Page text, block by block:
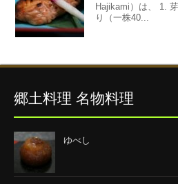
Hajikami）は、 1.
り（一株40...
郷土料理 名物料理
ゆべし